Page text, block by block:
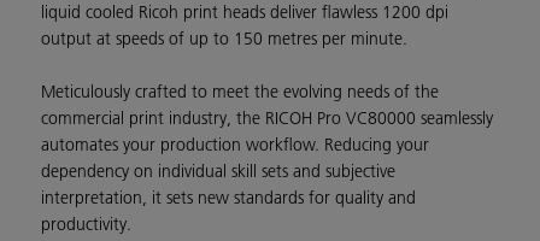
liquid cooled Ricoh print heads deliver flawless 1200 dpi
output at speeds of up to 150 metres per minute.
Meticulously crafted to meet the evolving needs of the
commercial print industry, the RICOH Pro VC80000 seamlessly
automates your production workflow. Reducing your
dependency on individual skill sets and subjective
interpretation, it sets new standards for quality and
productivity.